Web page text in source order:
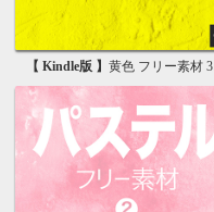
【 Kindle版 】 黄色 フリー素材 3 無料で使える背景画像集